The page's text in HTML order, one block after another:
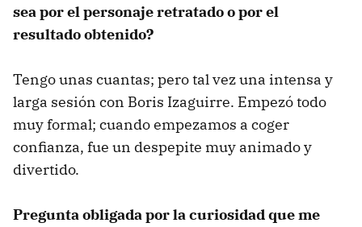
sea por el personaje retratado o por el
resultado obtenido?
Tengo unas cuantas; pero tal vez una intensa y
larga sesión con Boris Izaguirre. Empezó todo
muy formal; cuando empezamos a coger
confianza, fue un despepite muy animado y
divertido.
Pregunta obligada por la curiosidad que me